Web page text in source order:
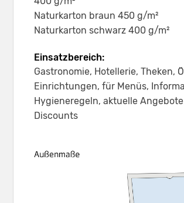
Naturkarton braun 450 g/m²
Naturkarton schwarz 400 g/m²
Einsatzbereich:
Gastronomie, Hotellerie, Theken,
Einrichtungen, für Menüs,
Hygieneregeln, aktuelle
Discounts